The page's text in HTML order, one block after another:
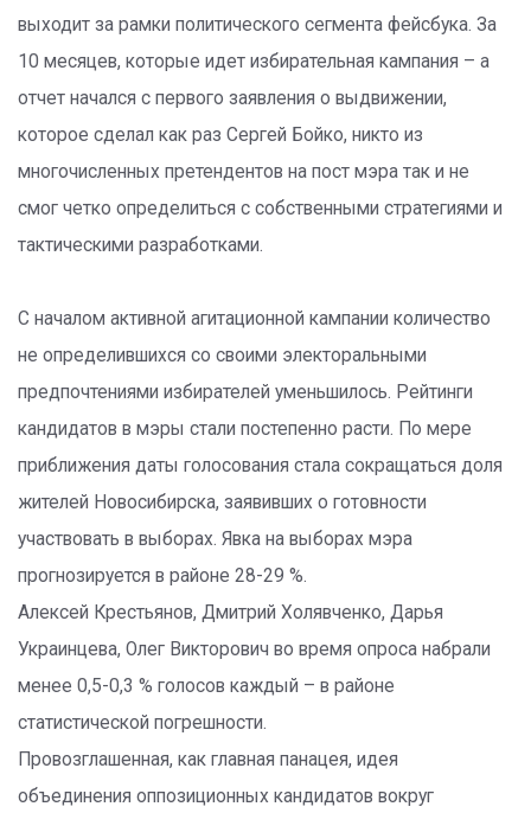
выходит за рамки политического сегмента фейсбука. За
10 месяцев, которые идет избирательная кампания – а
отчет начался с первого заявления о выдвижении,
которое сделал как раз Сергей Бойко, никто из
многочисленных претендентов на пост мэра так и не
смог четко определиться с собственными стратегиями и
тактическими разработками.
С началом активной агитационной кампании количество
не определившихся со своими электоральными
предпочтениями избирателей уменьшилось. Рейтинги
кандидатов в мэры стали постепенно расти. По мере
приближения даты голосования стала сокращаться доля
жителей Новосибирска, заявивших о готовности
участвовать в выборах. Явка на выборах мэра
прогнозируется в районе 28-29 %.
Алексей Крестьянов, Дмитрий Холявченко, Дарья
Украинцева, Олег Викторович во время опроса набрали
менее 0,5-0,3 % голосов каждый – в районе
статистической погрешности.
Провозглашенная, как главная панацея, идея
объединения оппозиционных кандидатов вокруг